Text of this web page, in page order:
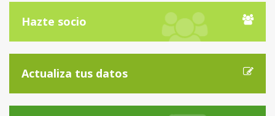
Hazte socio
Actualiza tus datos